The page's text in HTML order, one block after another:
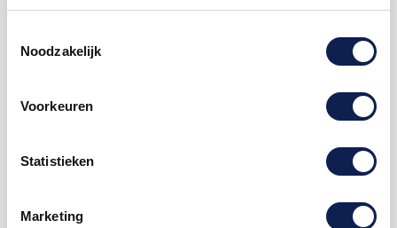
Noodzakelijk
Voorkeuren
Statistieken
Marketing
Piepschuim